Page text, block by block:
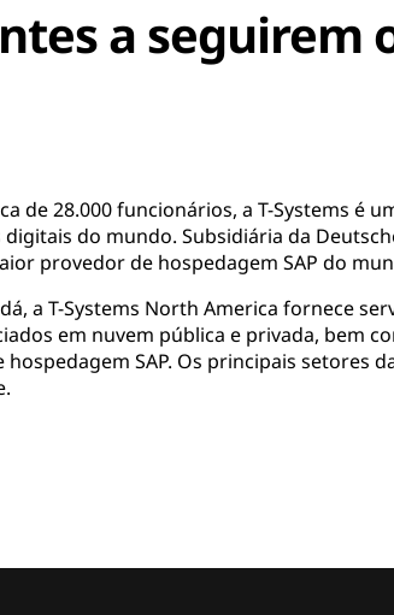
a seguirem
de 28.000 funcionários, a T-Systems é
do mundo. Subsidiária da
provedor de hospedagem SAP do
a T-Systems North America fornece
em nuvem pública e privada, bem
SAP. Os principais setores